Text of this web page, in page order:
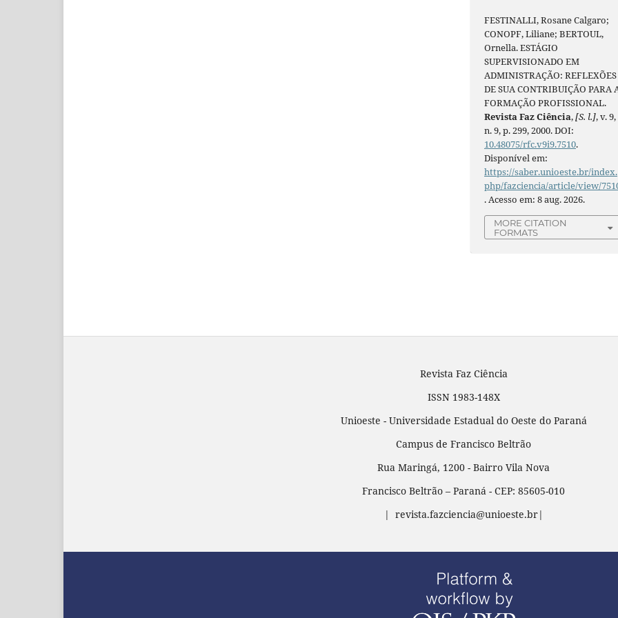
FESTINALLI, Rosane Calgaro;
CONOPF, Liliane; BERTOUL,
Ornella. ESTÁGIO
SUPERVISIONADO EM
ADMINISTRAÇÃO: REFLEXÕES
DE SUA CONTRIBUIÇÃO PARA
FORMAÇÃO PROFISSIONAL.
Revista Faz Ciência,[S. l.], v. 9,
n. 9, p. 299, 2000. DOI:
10.48075/rfc.v9i9.7510.
Disponível em:
https://saber.unioeste.br/index.
php/fazciencia/article/view/
. Acesso em: 8 aug. 2026.
MORE CITATION
FORMATS
Revista Faz Ciência
ISSN 1983-148X
Unioeste - Universidade Estadual do Oeste do Paraná
Campus de Francisco Beltrão
Rua Maringá, 1200 - Bairro Vila Nova
Francisco Beltrão – Paraná - CEP: 85605-010
| revista.fazciencia@unioeste.br|